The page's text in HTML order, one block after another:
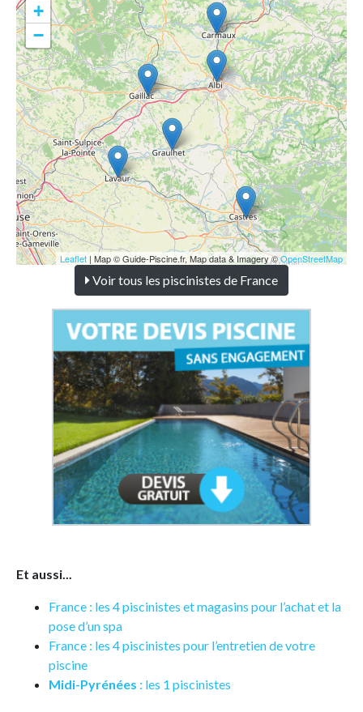
+
−
Leaflet | Map © Guide-Piscine.fr, Map data & Imagery ©OpenStreetMap
Voir tous les piscinistes de France
Et aussi...
France : les 4 piscinistes et magasins pour l’achat et la
pose d’un spa
France : les 4 piscinistes pour l’entretien de votre
piscine
Midi-Pyrénées : les 1 piscinistes